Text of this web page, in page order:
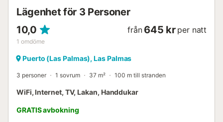
Lägenhet för 3 Personer
10,0
1 omdöme
från 645 kr per natt
Puerto (Las Palmas), Las Palmas
3 personer 1 sovrum 37 m² 100 m till stranden
WiFi, Internet, TV, Lakan, Handdukar
GRATIS avbokning